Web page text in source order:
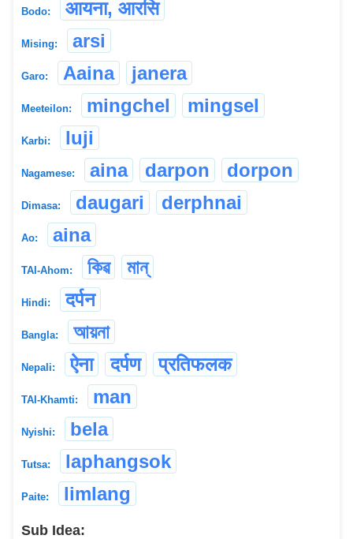
Bodo: आयना, आरसि
Mising: arsi
Garo: Aaina janera
Meeteilon: mingchel mingsel
Karbi: luji
Nagamese: aina darpon dorpon
Dimasa: daugari derphnai
Ao: aina
TAI-Ahom: কিৱ মান্
Hindi: दर्पन
Bangla: আয়না
Nepali: ऐना दर्पण प्रतिफलक
TAI-Khamti: man
Nyishi: bela
Tutsa: laphangsok
Paite: limlang
Sub Idea: